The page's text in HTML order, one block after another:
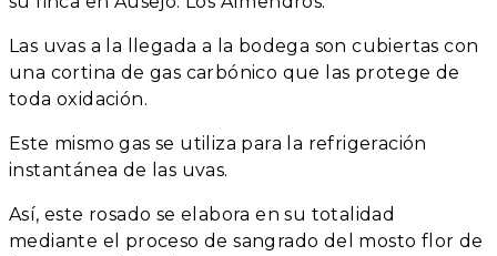
Las uvas a la llegada a la bodega son cubiertas con
una cortina de gas carbónico que las protege de
toda oxidación.
Este mismo gas se utiliza para la refrigeración
instantánea de las uvas.
Así, este rosado se elabora en su totalidad
mediante el proceso de sangrado del mosto flor de